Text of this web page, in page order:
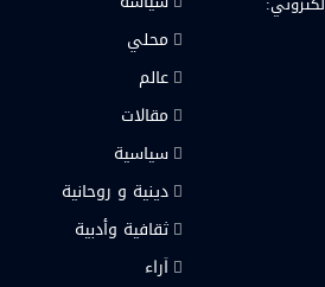
محلي
عالم
مقالات
سياسية
دينية و روحانية
ثقافية وأدبية
اَراء